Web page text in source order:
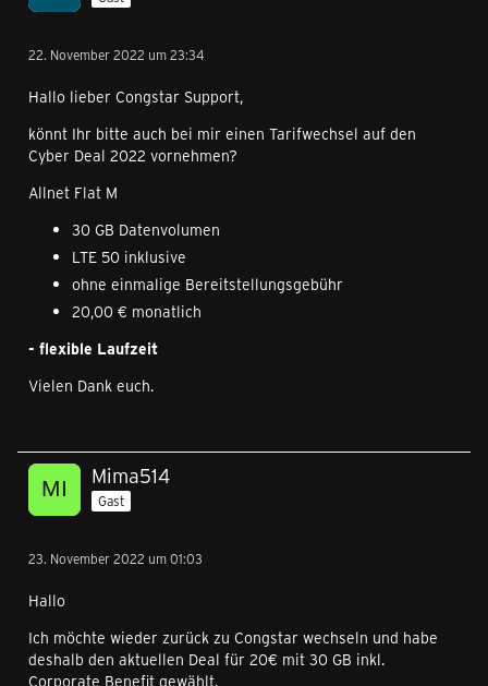
22. November 2022 um 23:34
Hallo lieber Congstar Support,
könnt Ihr bitte auch bei mir einen Tarifwechsel auf den
Cyber Deal 2022 vornehmen?
Allnet Flat M
30 GB Datenvolumen
LTE 50 inklusive
ohne einmalige Bereitstellungsgebühr
20,00 € monatlich
- flexible Laufzeit
Vielen Dank euch.
Mima514
Gast
23. November 2022 um 01:03
Hallo
Ich möchte wieder zurück zu Congstar wechseln und habe
deshalb den aktuellen Deal für 20€ mit 30 GB inkl.
Corporate Benefit gewählt.